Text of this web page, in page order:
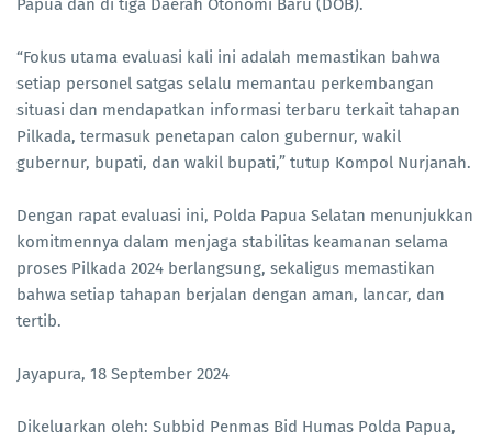
Papua dan di tiga Daerah Otonomi Baru (DOB).
“Fokus utama evaluasi kali ini adalah memastikan bahwa
setiap personel satgas selalu memantau perkembangan
situasi dan mendapatkan informasi terbaru terkait tahapan
Pilkada, termasuk penetapan calon gubernur, wakil
gubernur, bupati, dan wakil bupati,” tutup Kompol Nurjanah.
Dengan rapat evaluasi ini, Polda Papua Selatan menunjukkan
komitmennya dalam menjaga stabilitas keamanan selama
proses Pilkada 2024 berlangsung, sekaligus memastikan
bahwa setiap tahapan berjalan dengan aman, lancar, dan
tertib.
Jayapura, 18 September 2024
Dikeluarkan oleh: Subbid Penmas Bid Humas Polda Papua,